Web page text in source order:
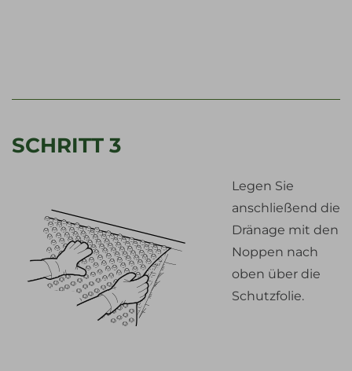
SCHRITT 3
Legen Sie
anschließend die
Dränage mit den
Noppen nach
oben über die
Schutzfolie.